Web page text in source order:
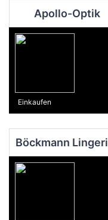
Apollo-Optik
Einkaufen